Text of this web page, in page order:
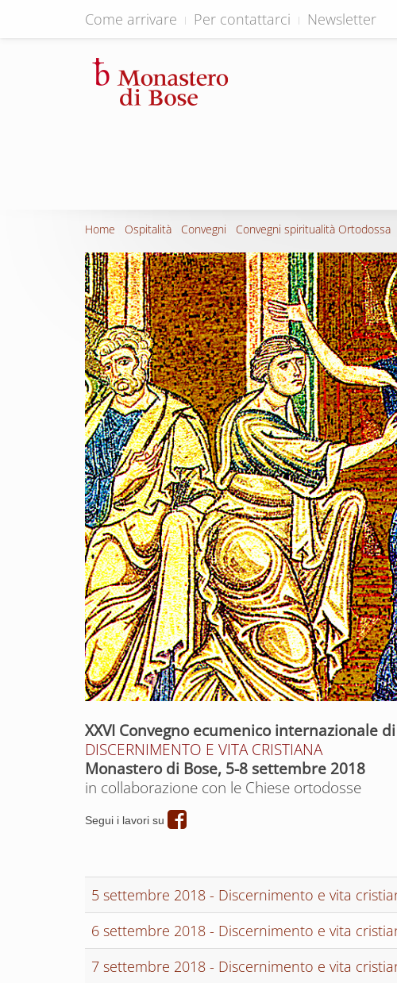
Come arrivare Per contattarci Newsletter
Home Ospitalità Convegni Convegni spiritualità Ortodossa
XXVI Convegno ecumenico internazionale
DISCERNIMENTO E VITA CRISTIANA
Monastero di Bose, 5-8 settembre 2018
in collaborazione con le Chiese ortodosse
Segui i lavori su
5 settembre 2018 - Discernimento e vita
6 settembre 2018 - Discernimento e vita
7 settembre 2018 - Discernimento e vita